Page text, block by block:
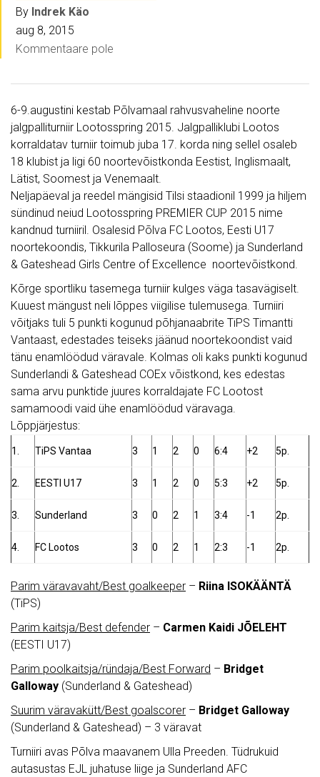
By Indrek Käo
aug 8, 2015
Kommentaare pole
6-9.augustini kestab Põlvamaal rahvusvaheline noorte
jalgpalliturniir Lootosspring 2015. Jalgpalliklubi Lootos
korraldatav turniir toimub juba 17. korda ning sellel osaleb
18 klubist ja ligi 60 noortevõistkonda Eestist, Inglismaalt,
Lätist, Soomest ja Venemaalt.
Neljapäeval ja reedel mängisid Tilsi staadionil 1999 ja hiljem
sündinud neiud Lootosspring PREMIER CUP 2015 nime
kandnud turniiril. Osalesid Põlva FC Lootos, Eesti U17
noortekoondis, Tikkurila Palloseura (Soome) ja Sunderland
& Gateshead Girls Centre of Excellence noortevõistkond.
Kõrge sportliku tasemega turniir kulges väga tasavägiselt.
Kuuest mängust neli lõppes viigilise tulemusega. Turniiri
võitjaks tuli 5 punkti kogunud põhjanaabrite TiPS Timantti
Vantaast, edestades teiseks jäänud noortekoondist vaid
tänu enamlöödud väravale. Kolmas oli kaks punkti kogunud
Sunderlandi & Gateshead COEx võistkond, kes edestas
sama arvu punktide juures korraldajate FC Lootost
samamoodi vaid ühe enamlöödud väravaga.
Lõppjärjestus:
1. TiPS Vantaa 3 1 2 0 6:4 +2 5p.
2. EESTI U17 3 1 2 0 5:3 +2 5p.
3. Sunderland 3 0 2 1 3:4 -1 2p.
4. FC Lootos 3 0 2 1 2:3 -1 2p.
Parim väravavaht/Best goalkeeper – Riina ISOKÄÄNTÄ
(TiPS)
Parim kaitsja/Best defender – Carmen Kaidi JÕELEHT
(EESTI U17)
Parim poolkaitsja/ründaja/Best Forward – Bridget
Galloway (Sunderland & Gateshead)
Suurim väravakütt/Best goalscorer – Bridget Galloway
(Sunderland & Gateshead) – 3 väravat
Turniiri avas Põlva maavanem Ulla Preeden. Tüdrukuid
autasustas EJL juhatuse liige ja Sunderland AFC